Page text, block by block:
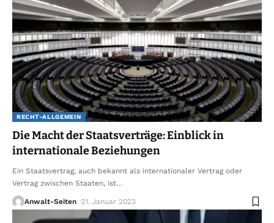
RECHT-ALLGEMEIN
Die Macht der Staatsverträge: Einblick in
internationale Beziehungen
Ein Staatsvertrag, auch bekannt als internationaler Vertrag oder
Vertrag zwischen Staaten, ist…
Anwalt-Seiten 21. Januar 2023